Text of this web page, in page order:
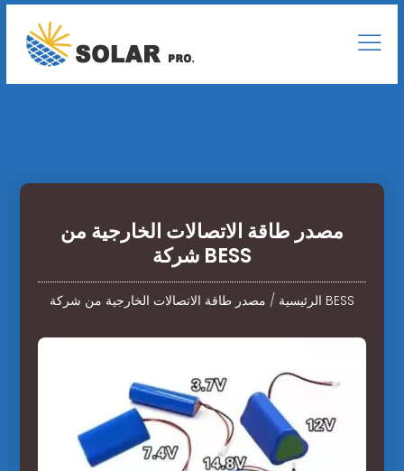
مصدر طاقة الاتصالات الخارجية من
شركة BESS
الرئيسية / مصدر طاقة الاتصالات الخارجية من شركة BESS